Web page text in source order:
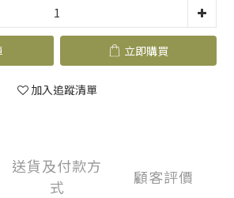
立即購買
加入追蹤清單
送貨及付款方
式
顧客評價